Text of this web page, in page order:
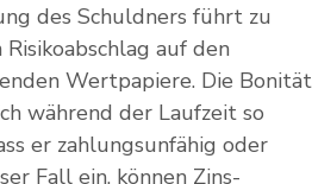
des Schuldners führt zu
auf den
Wertpapiere. Die Bonität
während der Laufzeit so
er zahlungsunfähig oder
Fall ein, können Zins-